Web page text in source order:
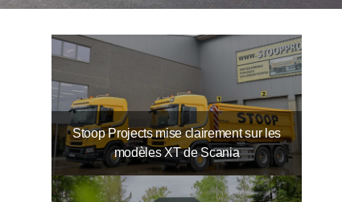
Stoop Projects mise clairement sur les
modèles XT de Scania